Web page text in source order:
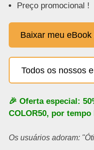
Preço promocional !
Baixar meu eBook
Todos os nossos
🎉 Oferta especial:
COLOR50, por tempo
Os usuários adoram: